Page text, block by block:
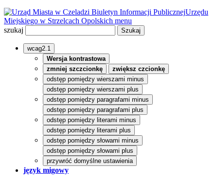
Biuletyn Informacji PublicznejUrzędu
Miejskiego w Strzelcach Opolskich menu
szukaj
wcag2.1
Wersja kontrastowa
zmniej szczcionkę
zwiększ czcionkę
odstęp pomiędzy wierszami minus
odstęp pomiędzy wierszami plus
odstęp pomiędzy paragrafami minus
odstęp pomiędzy paragrafami plus
odstęp pomiędzy literami minus
odstęp pomiędzy literami plus
odstęp pomiędzy słowami minus
odstęp pomiędzy słowami plus
przywróć domyślne ustawienia
język migowy